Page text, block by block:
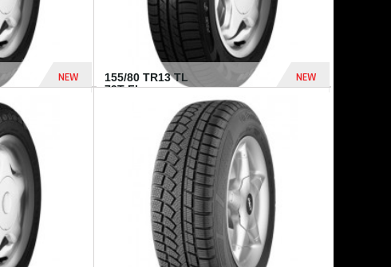
NEW
155/80 TR13 TL
79T FI...
NEW